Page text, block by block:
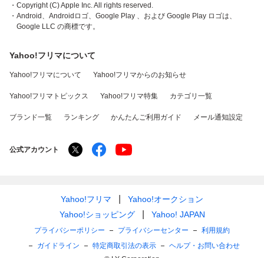
・Copyright (C) Apple Inc. All rights reserved.
・Android、Androidロゴ、Google Play 、および Google Play ロゴは、
Google LLC の商標です。
Yahoo!フリマについて
Yahoo!フリマについて Yahoo!フリマからのお知らせ
Yahoo!フリマトピックス Yahoo!フリマ特集 カテゴリ一覧
ブランド一覧 ランキング かんたんご利用ガイド メール通知設定
公式アカウント
Yahoo!フリマ
Yahoo!オークション
Yahoo!ショッピング
Yahoo! JAPAN
プライバシーポリシー プライバシーセンター
利用規約
ガイドライン
特定商取引法の表示
ヘルプ・お問い合わせ